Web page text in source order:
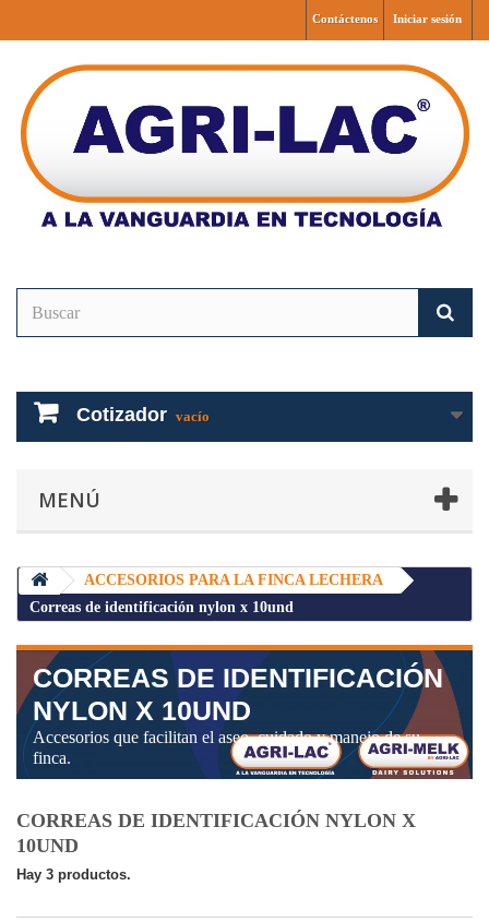
Iniciar sesión
Contáctenos
Cotizador vacío
MENÚ
ACCESORIOS PARA LA FINCA LECHERA
Correas de identificación nylon x 10und
CORREAS DE IDENTIFICACIÓN
NYLON X 10UND
Accesorios que facilitan el aseo, cuidado y manejo de su
finca.
CORREAS DE IDENTIFICACIÓN NYLON X
10UND
Hay 3 productos.